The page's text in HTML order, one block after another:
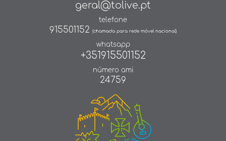
geral@tolive.pt
telefone
915501152 (chamada para rede móvel nacional)
whatsapp
+351915501152
número ami
24759